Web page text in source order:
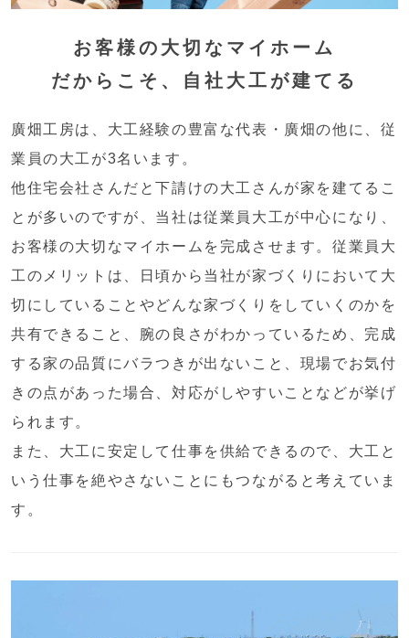
お客様の大切なマイホーム
だからこそ、 自社大工が建てる
廣畑工房は、大工経験の豊富な代表・廣畑の他に、従
業員の大工が3名います。
他住宅会社さんだと下請けの大工さんが家を建てるこ
とが多いのですが、当社は従業員大工が中心になり、
お客様の大切なマイホームを完成させます。従業員大
工のメリットは、日頃から当社が家づくりにおいて大
切にしていることやどんな家づくりをしていくのかを
共有できること、腕の良さがわかっているため、完成
する家の品質にバラつきが出ないこと、現場でお気付
きの点があった場合、対応がしやすいことなどが挙げ
られます。
また、大工に安定して仕事を供給できるので、大工と
いう仕事を絶やさないことにもつながると考えていま
す。